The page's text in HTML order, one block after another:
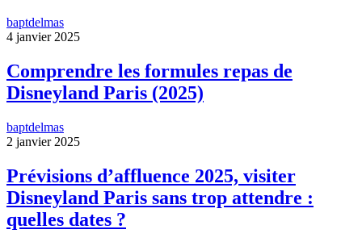
baptdelmas
4 janvier 2025
Comprendre les formules repas de
Disneyland Paris (2025)
baptdelmas
2 janvier 2025
Prévisions d’affluence 2025, visiter
Disneyland Paris sans trop attendre :
quelles dates ?